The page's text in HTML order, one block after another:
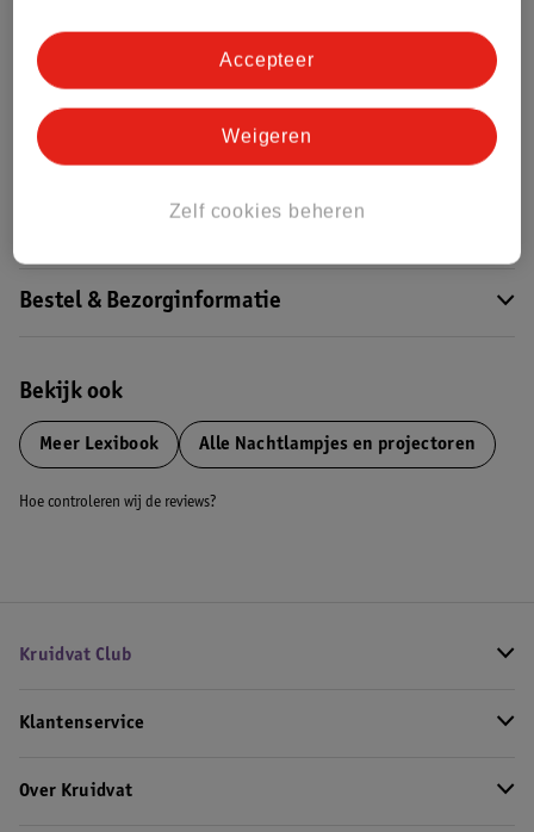
Etiketinformatie
Nature Impact Score
Meer informatie
Bestel & Bezorginformatie
Bekijk ook
Meer Lexibook Alle Nachtlampjes en projectoren
Hoe controleren wij de reviews?
Kruidvat Club
Klantenservice
Over Kruidvat
Zelf cookies beheren
Weigeren
Accepteer